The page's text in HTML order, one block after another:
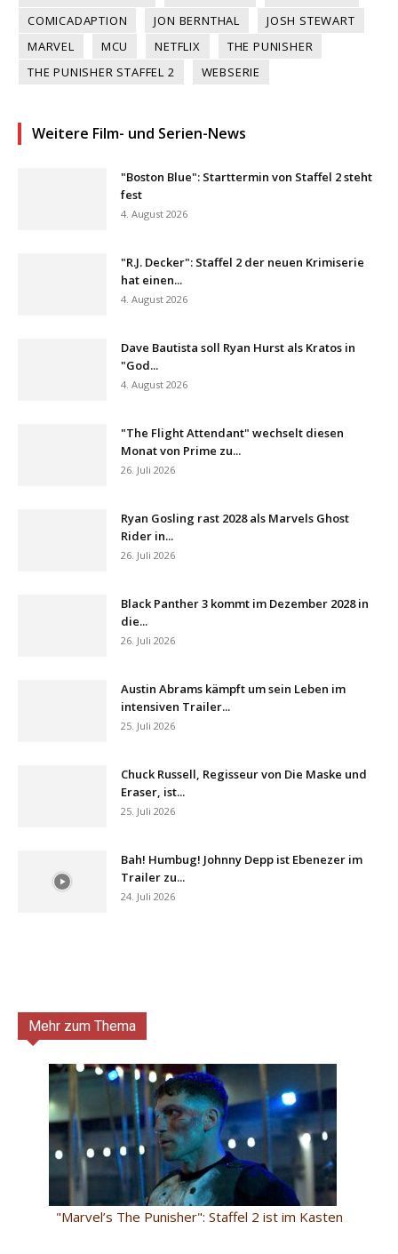
COMICADAPTION
JON BERNTHAL
JOSH STEWART
MARVEL
MCU NETFLIX
THE PUNISHER
THE PUNISHER STAFFEL 2
WEBSERIE
Weitere Film- und Serien-News
"Boston Blue": Starttermin von Staffel 2 steht
fest
4. August 2026
"R.J. Decker": Staffel 2 der neuen Krimiserie
hat einen...
4. August 2026
Dave Bautista soll Ryan Hurst als Kratos in
"God...
4. August 2026
"The Flight Attendant" wechselt diesen
Monat von Prime zu...
26. Juli 2026
Ryan Gosling rast 2028 als Marvels Ghost
Rider in...
26. Juli 2026
Black Panther 3 kommt im Dezember 2028 in
die...
26. Juli 2026
Austin Abrams kämpft um sein Leben im
intensiven Trailer...
25. Juli 2026
Chuck Russell, Regisseur von Die Maske und
Eraser, ist...
25. Juli 2026
Bah! Humbug! Johnny Depp ist Ebenezer im
Trailer zu...
24. Juli 2026
Mehr zum Thema
"Marvel’s The Punisher": Staffel 2 ist im Kasten